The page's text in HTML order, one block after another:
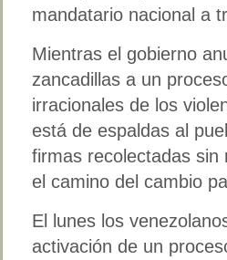
mandatario nacional a
Mientras el gobierno
zancadillas a un
irracionales de los
está de espaldas al
firmas recolectadas sin
el camino del cambio
El lunes los
activación de un